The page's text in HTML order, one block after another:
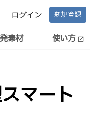
ログイン 新規登録
素材 使い方 open_in_new
マート